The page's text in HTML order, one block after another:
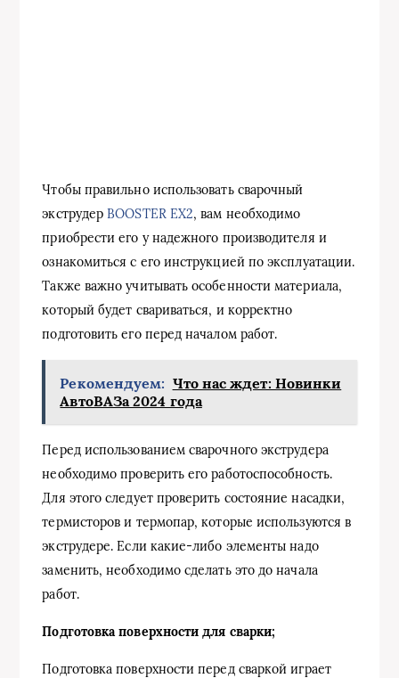
Чтобы правильно использовать сварочный
экструдерBOOSTER EX2, вам необходимо
приобрести его у надежного производителя и
ознакомиться с его инструкцией по эксплуатации.
Также важно учитывать особенности материала,
который будет свариваться, и корректно
подготовить его перед началом работ.
Рекомендуем: Что нас ждет: Новинки
АвтоВАЗа 2024 года
Перед использованием сварочного экструдера
необходимо проверить его работоспособность.
Для этого следует проверить состояние насадки,
термисторов и термопар, которые используются в
экструдере. Если какие-либо элементы надо
заменить, необходимо сделать это до начала
работ.
Подготовка поверхности для сварки;
Подготовка поверхности перед сваркой играет